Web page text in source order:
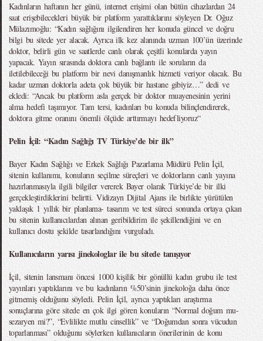
Kadınların haftanın her günü, internet erişimi olan bütün cihazlardan 24
saat erişebilecekleri büyük bir platform yarattıklarını söyleyen Dr. Oğuz
Mülazımoğlu: “Kadın sağlığını ilgilendiren her konuda güncel ve doğru
bilgi bu sitede yer alacak. Ayrıca ilk kez alanında uzman 100’ün üzerinde
doktor, belirli gün ve saatlerde canlı olarak çeşitli konularda yayın
yapacak. Yayın sırasında doktora canlı bağlantı ile soruların da
iletilebileceği bu platform bir nevi danışmanlık hizmeti veriyor olacak. Bu
kadar uzman doktorla adeta çok büyük bir hastane gibiyiz…” dedi ve
ekledi: “Ancak bu platform asla gerçek bir doktor muayenesinin yerini
alma hedefi taşımıyor. Tam tersi, kadınları bu konuda bilinçlendirerek,
doktora gitme oranını önemli ölçüde arttırmayı hedefliyoruz“
Pelin İçil: “Kadın Sağlığı TV Türkiye’de bir ilk”
Bayer Kadın Sağlığı ve Erkek Sağlığı Pazarlama Müdürü Pelin İçil,
sitenin kullanımı, konuların seçilme süreçleri ve doktorların canlı yayına
hazırlanmasıyla ilgili bilgiler vererek Bayer olarak Türkiye’de bir ilki
gerçekleştirdiklerini belirtti. Vidizayn Dijital Ajans ile birlikte yürütülen
yaklaşık 1 yıllık bir planlama- tasarım ve test süreci sonunda ortaya çıkan
bu sitenin kullanıcılardan alınan geribildirim ile şekillendiğini ve en
kullanıcı dostu şekilde tasarlandığını vurguladı.
Kullanıcıların yarısı jinekologlar ile bu sitede tanışıyor
İçil, sitenin lansmanı öncesi 1000 kişilik bir gönüllü kadın grubu ile test
yayınları yaptıklarını ve bu kadınların %50’sinin jinekoloğa daha önce
gitmemiş olduğunu söyledi. Pelin İçil, ayrıca yaptıkları araştırma
sonuçlarına göre sitede en çok ilgi gören konuların “Normal doğum mu-
sezaryen mi?”, “Evlilikte mutlu cinsellik” ve “Doğumdan sonra vücudun
toparlanması” olduğunu söylerken kullanıcıların önerilerinin de konu